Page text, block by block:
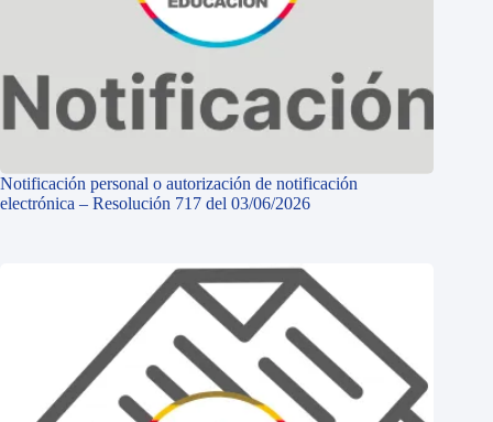
Notificación personal o autorización de notificación
electrónica – Resolución 717 del 03/06/2026